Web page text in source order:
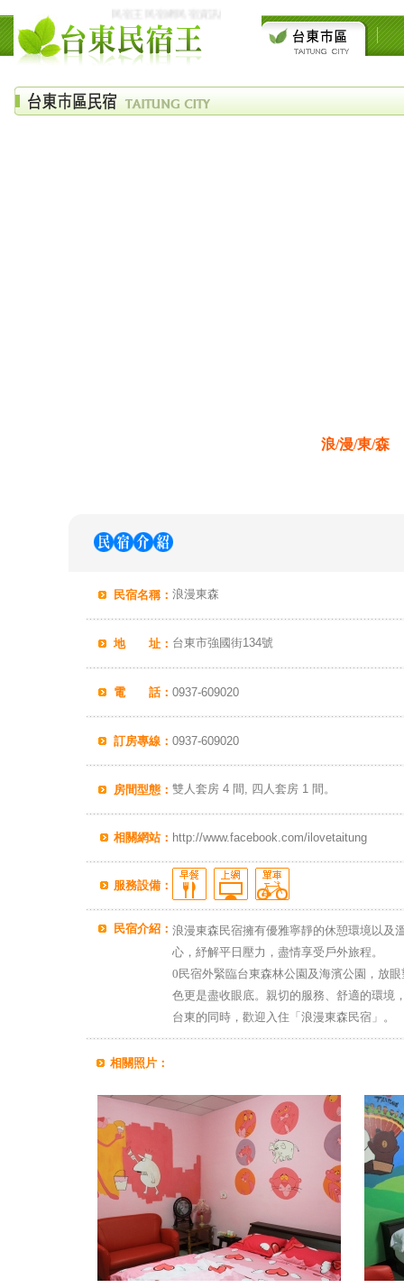
民宿王民宿網民宿資訊網台東花東花蓮綠島民宿住宿旅遊景
浪/漫/東/森
民宿名稱： 浪漫東森
地 址： 台東市強國街134號
電 話： 0937-609020
訂房專線： 0937-609020
房間型態： 雙人套房 4 間, 四人套房 1 間。
相關網站： http://www.facebook.com/ilovetaitung
服務設備：
民宿介紹： 浪漫東森民宿擁有優雅寧靜的休憩環境以及
心，紓解平日壓力，盡情享受戶外旅程。
0民宿外緊臨台東森林公園及海濱公園，放
色更是盡收眼底。親切的服務、舒適的環境
台東的同時，歡迎入住「浪漫東森民宿」。
相關照片：